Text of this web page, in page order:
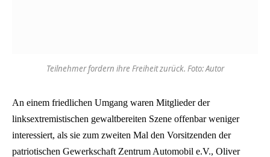
Teilnehmer fordern ihre Freiheit zurück. Foto: Autor
An einem friedlichen Umgang waren Mitglieder der
linksextremistischen gewaltbereiten Szene offenbar weniger
interessiert, als sie zum zweiten Mal den Vorsitzenden der
patriotischen Gewerkschaft Zentrum Automobil e.V., Oliver